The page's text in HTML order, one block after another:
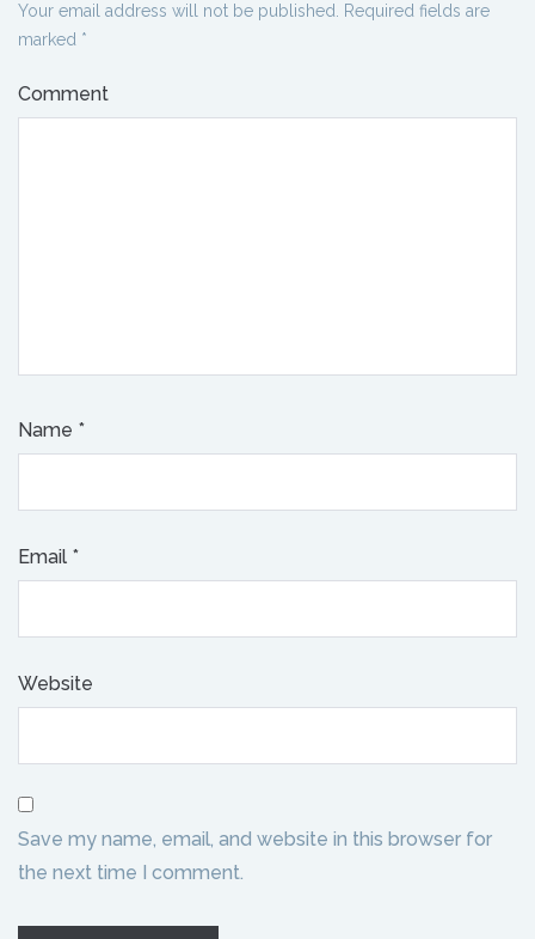
Your email address will not be published. Required fields are
marked *
Comment
Name *
Email *
Website
Save my name, email, and website in this browser for
the next time I comment.